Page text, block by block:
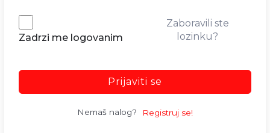
Zadrzi me logovanim
Zaboravili ste
lozinku?
Prijaviti se
Nemaš nalog? Registruj se!